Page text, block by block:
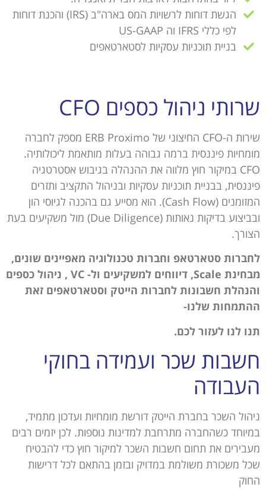
הגשת דוחות לרשויות המס בארה"ב (IRS) והכנת דוחות
לפי כללי IFRS וה US-GAAP
בניית תוכניות עסקיות לסטארטאפים
שרותי ניהול כספים CFO
שירות ה-CFO החיצוני של ERB Proximo מספק לחברה
מומחיות פיננסית ברמה גבוהה בעלות מותאמת ליכולותיה.
CFO במיקור חוץ מלווה את ההנהלה בגיבוש אסטרטגיה
פיננסית, בבניית תוכניות עסקיות ובניהול התקציב ותזרים
המזומנים (Cash Flow). הוא מסייע גם בהכנה לגיוסי הון
ובביצוע בדיקות נאותות (Due Diligence) מול משקיעים בעת
הצורך.
לחברות סטארטאפ וחברות טכנולוגיה מאפיינים שונים,
מבחינת Scale, דיווחים למשקיעים ול- VC , ניהול כספים
והנהלת חשבונות לחברות הייטק וסטארטאפים זאת
ההתמחות שלנו-
תנו לנו לעזור לכם.
חשבות שכר ועמידה בחוקי
העבודה
ניהול השכר בחברת הייטק דורשת מומחיות ועדכון מתמיד,
במיוחד כשהחברה מתרחבת למדינות נוספות. לכן יזמים רבים
מעבירים את תחום חשבות השכר למיקור חוץ כדי להבטיח
שכל משכורת משולמת במדויק ובזמן בהתאם לכל דרישות
החוק